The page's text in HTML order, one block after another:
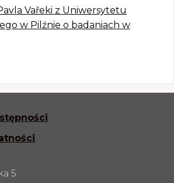
Vařeki z Uniwersytetu
w Pilźnie o badaniach w
5